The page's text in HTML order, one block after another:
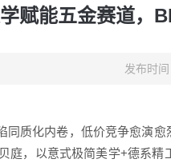
赋能五金赛道，
发布时
同质化内卷，低价竞争愈演
庭，以意式极简美学+德系